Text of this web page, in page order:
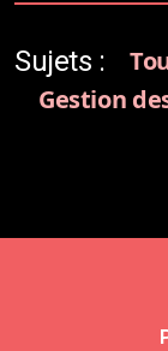
Sujets :
Gestion